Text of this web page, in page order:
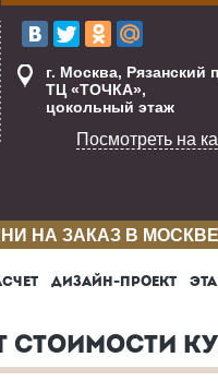
г. Москва, Рязанский
ТЦ «ТОЧКА»,
цокольный этаж
Посмотреть на
НА ЗАКАЗ В
ДИЗАЙН-ПРОЕКТ
СТОИМОСТИ